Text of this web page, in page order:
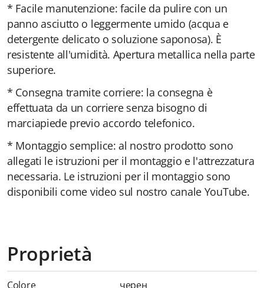
* Facile manutenzione: facile da pulire con un
panno asciutto o leggermente umido (acqua e
detergente delicato o soluzione saponosa). È
resistente all'umidità. Apertura metallica nella parte
superiore.
* Consegna tramite corriere: la consegna è
effettuata da un corriere senza bisogno di
marciapiede previo accordo telefonico.
* Montaggio semplice: al nostro prodotto sono
allegati le istruzioni per il montaggio e l'attrezzatura
necessaria. Le istruzioni per il montaggio sono
disponibili come video sul nostro canale YouTube.
Proprietà
Colore черен